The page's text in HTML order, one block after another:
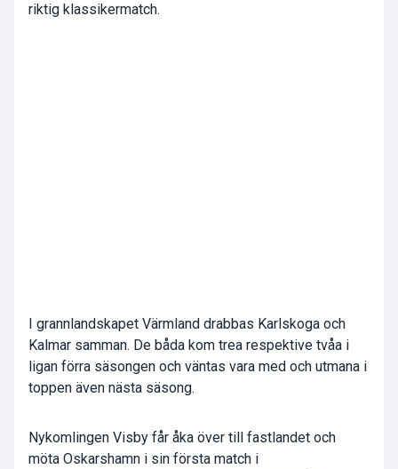
riktig klassikermatch.
I grannlandskapet Värmland drabbas Karlskoga och
Kalmar samman. De båda kom trea respektive tvåa i
ligan förra säsongen och väntas vara med och utmana i
toppen även nästa säsong.
Nykomlingen Visby får åka över till fastlandet och
möta Oskarshamn i sin första match i